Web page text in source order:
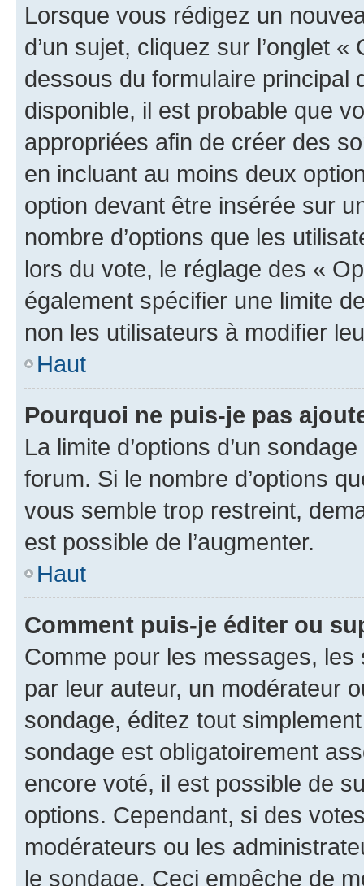
Lorsque vous rédigez un
d’un sujet, cliquez sur l’onglet
dessous du formulaire principal
disponible, il est probable que
appropriées afin de créer des
en incluant au moins deux
option devant être insérée sur
nombre d’options que les
lors du vote, le réglage des «
également spécifier une limite
non les utilisateurs à modifier
Haut
Pourquoi ne puis-je pas
La limite d’options d’un
forum. Si le nombre d’options
vous semble trop restreint,
est possible de l’augmenter.
Haut
Comment puis-je éditer ou
Comme pour les messages,
par leur auteur, un modérateur
sondage, éditez tout
sondage est obligatoirement
encore voté, il est possible de
options. Cependant, si des
modérateurs ou les
le sondage. Ceci empêche de